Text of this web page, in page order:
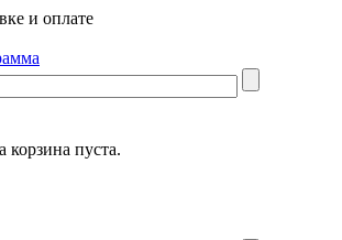
и оплате
пуста.